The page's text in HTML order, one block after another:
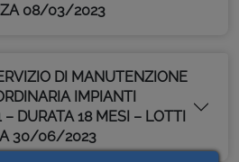
08/03/2023
DI MANUTENZIONE
IMPIANTI
– DURATA 18 MESI – LOTTI
30/06/2023